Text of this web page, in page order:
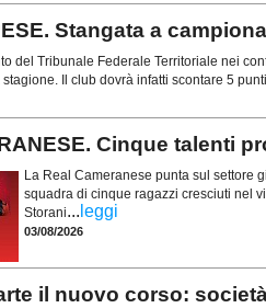
Stangata a
del Tribunale Federale Territoriale nei
Il club dovrà infatti scontare 5 punti
Cinque talenti
La Real Cameranese punta sul settore
squadra di cinque ragazzi cresciuti nel
Storani... leggi
03/08/2026
il nuovo corso: